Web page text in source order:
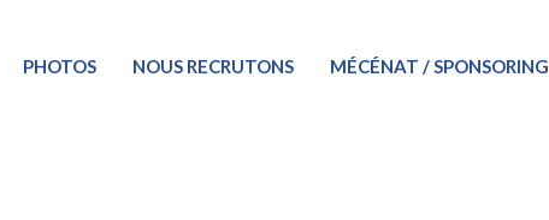
PHOTOS NOUS RECRUTONS MÉCÉNAT / SPONSORING